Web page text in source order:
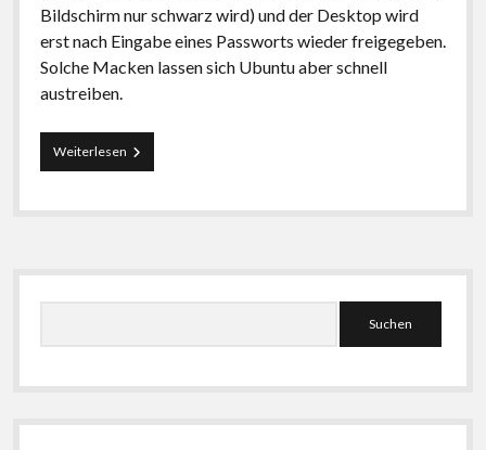
Bildschirm nur schwarz wird) und der Desktop wird
erst nach Eingabe eines Passworts wieder freigegeben.
Solche Macken lassen sich Ubuntu aber schnell
austreiben.
WeiterlesenUbuntu
kleine
austreiben:
Seitenleiste